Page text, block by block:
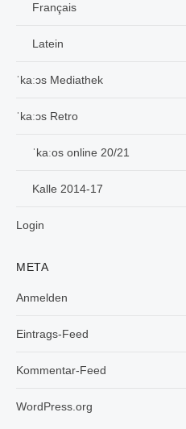
Français
Latein
ˈkaːɔs Mediathek
ˈkaːɔs Retro
ˈkaːos online 20/21
Kalle 2014-17
Login
META
Anmelden
Eintrags-Feed
Kommentar-Feed
WordPress.org